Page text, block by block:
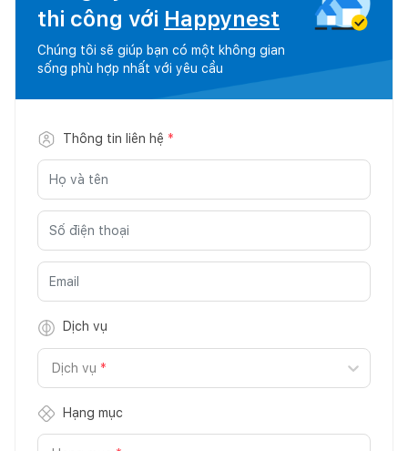
thi công với Happynest
Chúng tôi sẽ giúp bạn có một không gian
sống phù hợp nhất với yêu cầu
Thông tin liên hệ *
Dịch vụ
Dịch vụ *
Hạng mục